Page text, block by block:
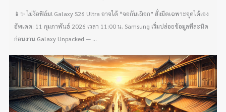
📱✨ ไม่ง้อฟิล์ม! Galaxy S26 Ultra อาจได้ “จอกันเผือก” สั่งมืดเฉพาะจุดได้เอง
อัพเดต: 11 กุมภาพันธ์ 2026 เวลา 11:00 น. Samsung เริ่มปล่อยข้อมูลทีละนิด
ก่อนงาน Galaxy Unpacked — ...